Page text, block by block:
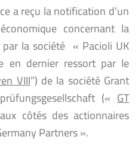
a reçu la notification d’un
concernant la
la société « Pacioli UK
en dernier ressort par le
VIII”) de la société Grant
(« GT
côtés des actionnaires
Partners ».